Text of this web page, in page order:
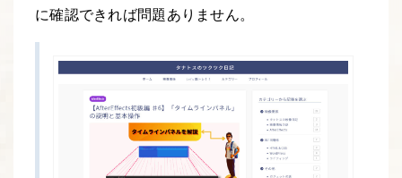
に確認できれば問題ありません。